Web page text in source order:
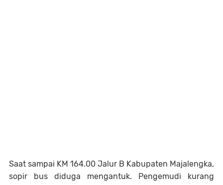
Saat sampai KM 164.00 Jalur B Kabupaten Majalengka,
sopir bus diduga mengantuk. Pengemudi kurang